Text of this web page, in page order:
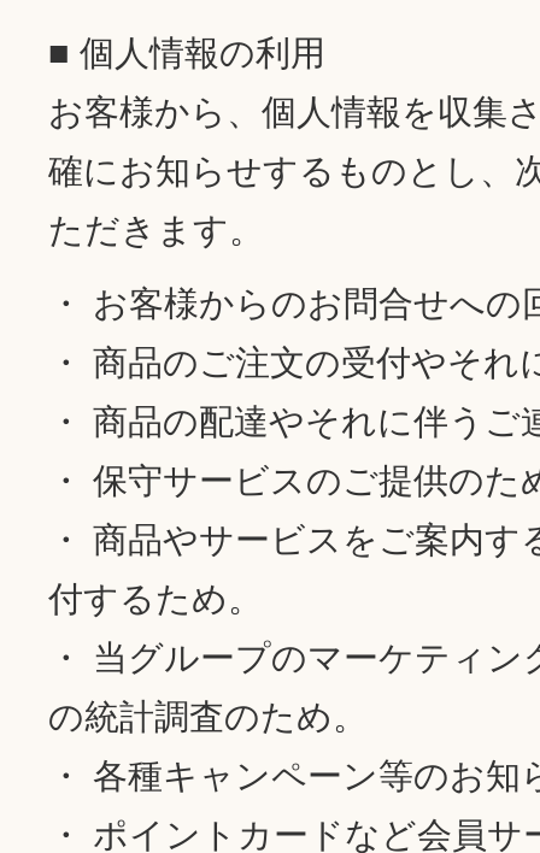
■ 個人情報の利用
お客様から、個人情報を収集
確にお知らせするものとし、
ただきます。
・ お客様からのお問合せへの
・ 商品のご注文の受付やそ
・ 商品の配達やそれに伴うご
・ 保守サービスのご提供のた
・ 商品やサービスをご案内
付するため。
・ 当グループのマーケティ
の統計調査のため。
・ 各種キャンペーン等のお
・ ポイントカードなど会員